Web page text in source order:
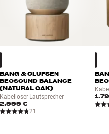
Automatische Online-Aktualisierung
Mitgeliefertes Zubehör: Front aus
Abmessungen: Ø 70,1 x 21,3 cm (an
Designer: Øivind Alexander Slaatto
BANG & OLUFSEN
BEOSOUND BALANCE
(NATURAL OAK)
Kabelloser Lautsprecher
2.999 €
21